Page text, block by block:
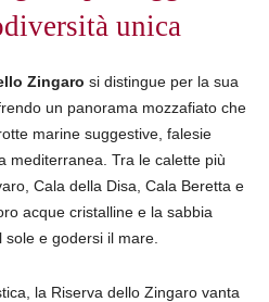
unica
Zingaro si distingue per la sua
un panorama mozzafiato che
marine suggestive, falesie
mediterranea. Tra le calette più
Cala della Disa, Cala Beretta e
acque cristalline e la sabbia
e godersi il mare.
la Riserva dello Zingaro vanta